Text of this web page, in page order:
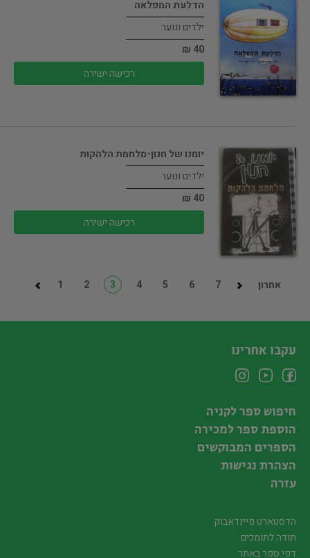
הדלעת המפלאה
ילדים ונוער
40 ₪
רכישה ישירה
יומנו של חנון-מלחמת הלהקות
ילדים ונוער
40 ₪
רכישה ישירה
1 2 3 4 5 6 7 אחרון
עקבו אחרינו
חיפוש ספר לקניה
הוספת ספר למכירה
הספרים המבוקשים
הצהרת נגישות
עזרה
הדסטארט פיינדאבוק
תודה לתומכים
דפי ספר באתר